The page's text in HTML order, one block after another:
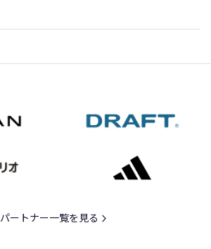
パートナー一覧を見る